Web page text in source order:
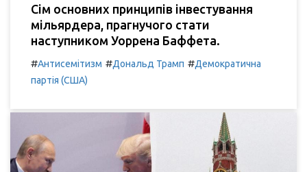
Сім основних принципів інвестування
мільярдера, прагнучого стати
наступником Уоррена Баффета.
#Антисемітизм #Дональд Трамп #Демократична
партія (США)